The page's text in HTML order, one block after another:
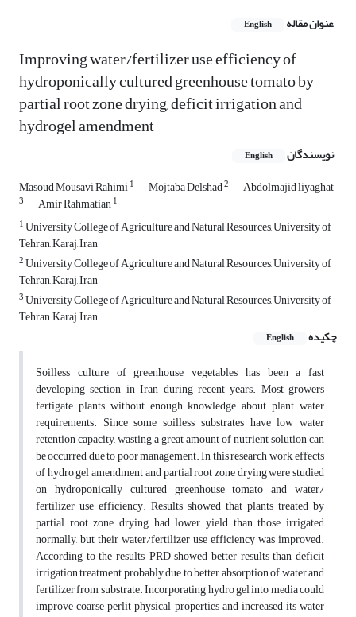
عنوان مقاله English
Improving water/fertilizer use efficiency of
hydroponically cultured greenhouse tomato by
partial root zone drying, deficit irrigation and
hydrogel amendment
نویسندگان English
Masoud Mousavi Rahimi1 Mojtaba Delshad2 Abdolmajid liyaghat
3 Amir Rahmatian1
1University College of Agriculture and Natural Resources, University of
Tehran, Karaj, Iran
2University College of Agriculture and Natural Resources, University of
Tehran, Karaj, Iran
3University College of Agriculture and Natural Resources, University of
Tehran, Karaj, Iran
چکیده
English
Soilless culture of greenhouse vegetables has been a fast
developing section in Iran during recent years. Most growers
fertigate plants without enough knowledge about plant water
requirements. Since some soilless substrates have low water
retention capacity, wasting a great amount of nutrient solution can
be occurred due to poor management. In this research work, effects
of hydro gel amendment and partial root zone drying were studied
on hydroponically cultured greenhouse tomato and water/
fertilizer use efficiency. Results showed that plants treated by
partial root zone drying had lower yield than those irrigated
normally, but their water/fertilizer use efficiency was improved.
According to the results, PRD showed better results than deficit
irrigation treatment probably due to better absorption of water and
fertilizer from substrate. Incorporating hydro gel into media could
improve coarse perlit physical properties and increased its water